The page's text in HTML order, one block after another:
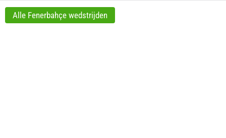
Alle Fenerbahçe wedstrijden